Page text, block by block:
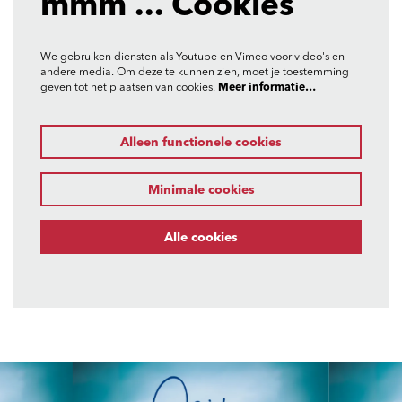
mmm ... Cookies
We gebruiken diensten als Youtube en Vimeo voor video's en
andere media. Om deze te kunnen zien, moet je toestemming
geven tot het plaatsen van cookies. Meer informatie…
Alleen functionele cookies
Minimale cookies
Alle cookies
Overslaan